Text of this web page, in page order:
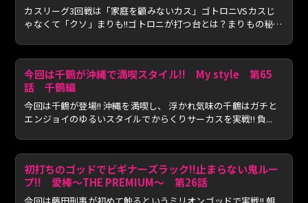
カスリーグ3回戦は「家庭を顧みないカス」ゴトロニVSカスじ
ゃなくて「クソ」まりも!!ゴトロニが打つ台とは？まりもの秘策
今回は千鶴が沖縄で満喫スタイル!! My style 第65
話 千鶴編
今回は千鶴が登場!! 沖縄を満喫し、 浮かれ気味の千鶴はガチと
エンジョイのゆるいスタイルでからくりサーカスを実戦!! 負...
初打ちのゴッドでビギナーズラック!!止まらない鬼ルー
プ!! 愛棒～THE PREMIUM～ 第26話
今回は藤田刑事が初めて触るというミリオンゴッドで実戦!! 朝